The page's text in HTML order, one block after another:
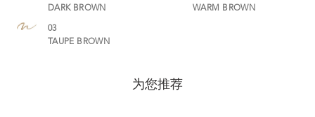
DARK BROWN
WARM BROWN
03
TAUPE BROWN
为您推荐